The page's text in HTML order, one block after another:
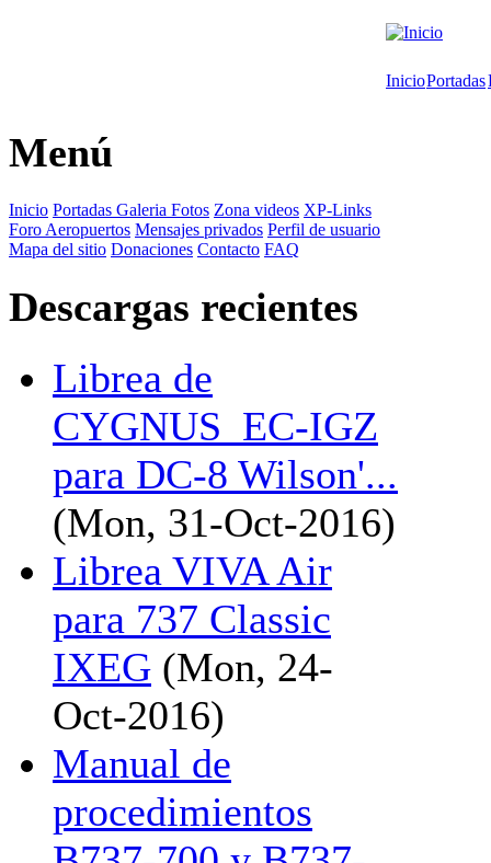
InicioPortadas
Menú
Inicio Portadas Galeria Fotos Zona videos XP-Links
Foro Aeropuertos Mensajes privados Perfil de usuario
Mapa del sitio Donaciones Contacto FAQ
Descargas recientes
Librea de
CYGNUS_EC-IGZ
para DC-8 Wilson'...
(Mon, 31-Oct-2016)
Librea VIVA Air
para 737 Classic
IXEG (Mon, 24-
Oct-2016)
Manual de
procedimientos